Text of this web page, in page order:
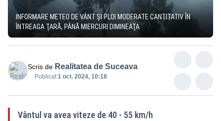
INFORMARE METEO DE VÂNT ŞI PLOI MODERATE CANTITATIV ÎN
ÎNTREAGA ŢARĂ, PÂNĂ MIERCURI DIMINEAŢA
Scris de Realitatea de Suceava
Publicat:1 oct. 2024, 10:18
Vântul va avea viteze de 40 - 55 km/h